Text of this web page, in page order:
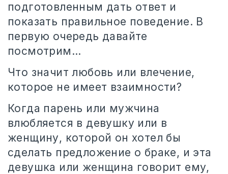
подготовленным дать ответ и
показать правильное поведение. В
первую очередь давайте
посмотрим…
Что значит любовь или влечение,
которое не имеет взаимности?
Когда парень или мужчина
влюбляется в девушку или в
женщину, которой он хотел бы
сделать предложение о браке, и эта
девушка или женщина говорит ему,